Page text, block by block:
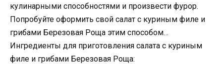
кулинарными способностями и произвести фурор.
Попробуйте оформить свой салат с куриным филе и
грибами Березовая Роща этим способом…
Ингредиенты для приготовления салата с куриным
филе и грибами Березовая Роща: